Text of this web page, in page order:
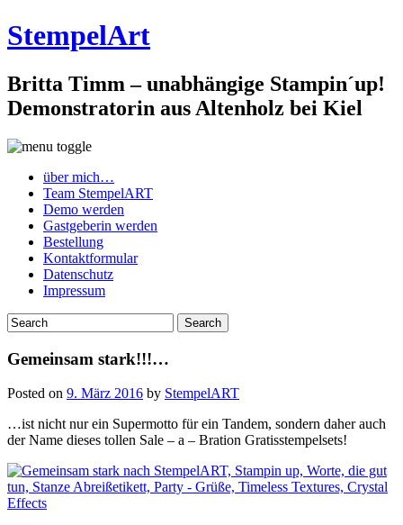
StempelArt
Britta Timm – unabhängige Stampin´up!
Demonstratorin aus Altenholz bei Kiel
über mich…
Team StempelART
Demo werden
Gastgeberin werden
Bestellung
Kontaktformular
Datenschutz
Impressum
Gemeinsam stark!!!…
Posted on 9. März 2016 by StempelART
…ist nicht nur ein Supermotto für ein Tandem, sondern daher auch
der Name dieses tollen Sale – a – Bration Gratisstempelsets!